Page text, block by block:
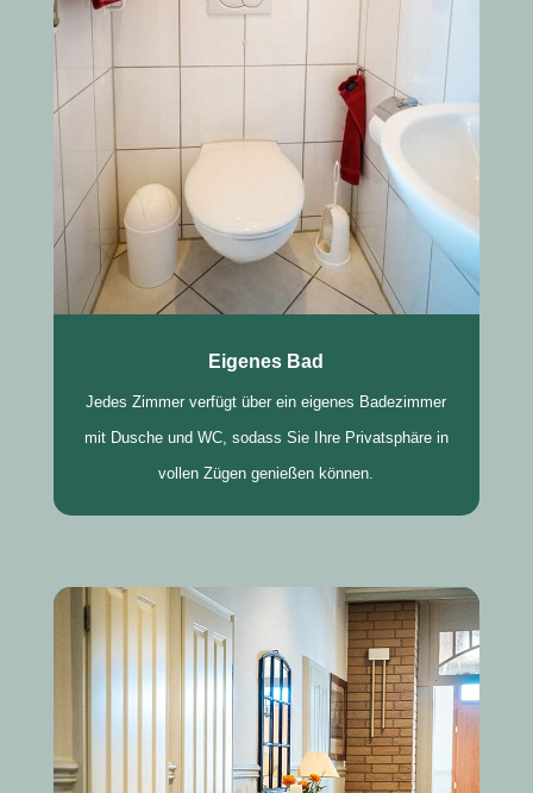
Eigenes Bad
Jedes Zimmer verfügt über ein eigenes Badezimmer
mit Dusche und WC, sodass Sie Ihre Privatsphäre in
vollen Zügen genießen können.